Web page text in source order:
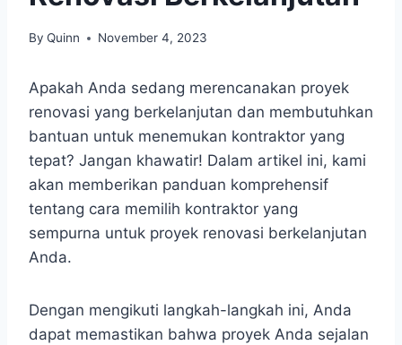
By Quinn November 4, 2023
Apakah Anda sedang merencanakan proyek
renovasi yang berkelanjutan dan membutuhkan
bantuan untuk menemukan kontraktor yang
tepat? Jangan khawatir! Dalam artikel ini, kami
akan memberikan panduan komprehensif
tentang cara memilih kontraktor yang
sempurna untuk proyek renovasi berkelanjutan
Anda.
Dengan mengikuti langkah-langkah ini, Anda
dapat memastikan bahwa proyek Anda sejalan